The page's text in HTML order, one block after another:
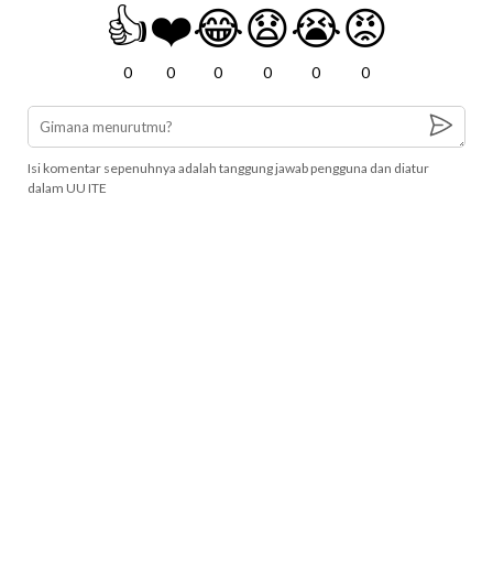
👍
0
❤️
0
😂
0
😧
0
😭
0
😡
0
Isi komentar sepenuhnya adalah tanggung jawab pengguna dan diatur
dalam UU ITE